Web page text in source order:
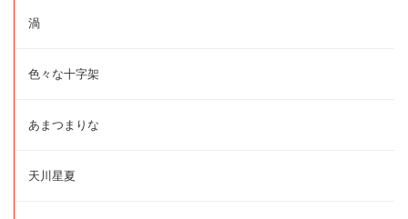
渦
色々な十字架
あまつまりな
天川星夏